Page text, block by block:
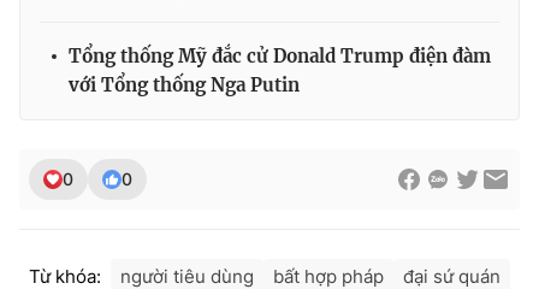
thông tin từ website này.
Tổng thống Mỹ đắc cử Donald Trump điện đàm
với Tổng thống Nga Putin
0 0
Từ khóa: người tiêu dùng bất hợp pháp
đại sứ quán